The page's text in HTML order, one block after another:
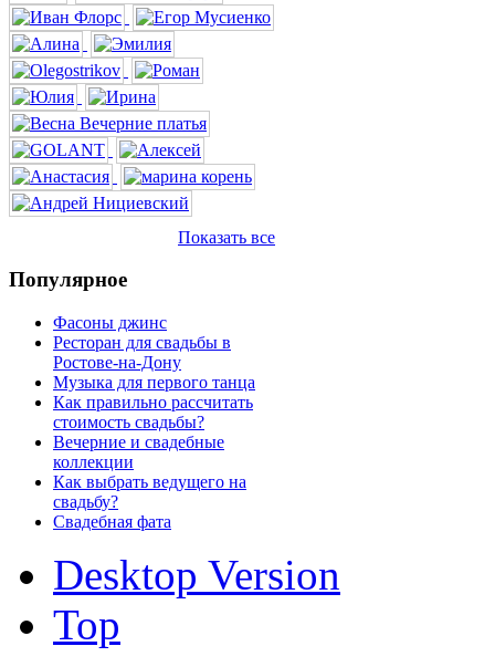
Показать все
Популярное
Фасоны джинс
Ресторан для свадьбы в
Ростове-на-Дону
Музыка для первого танца
Как правильно рассчитать
стоимость свадьбы?
Вечерние и свадебные
коллекции
Как выбрать ведущего на
свадьбу?
Свадебная фата
Desktop Version
Top